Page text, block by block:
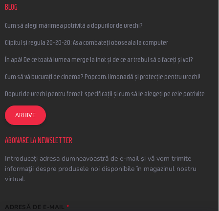
BLOG
Cum să alegi mărimea potrivită a dopurilor de urechi?
Clipitul și regula 20-20-20: Așa combateți oboseala la computer
În apă! De ce toată lumea merge la înot și de ce ar trebui să o faceți și voi?
Cum să vă bucurați de cinema? Popcorn, limonadă și protecție pentru urechi!
Dopuri de urechi pentru femei: specificații și cum să le alegeți pe cele potrivite
ARHIVE
ABONARE LA NEWSLETTER
Introduceţi adresa dumneavoastră de e-mail şi vă vom trimite
informaţii despre produsele noi disponibile în magazinul nostru
virtual.
ADRESĂ DE E-MAIL